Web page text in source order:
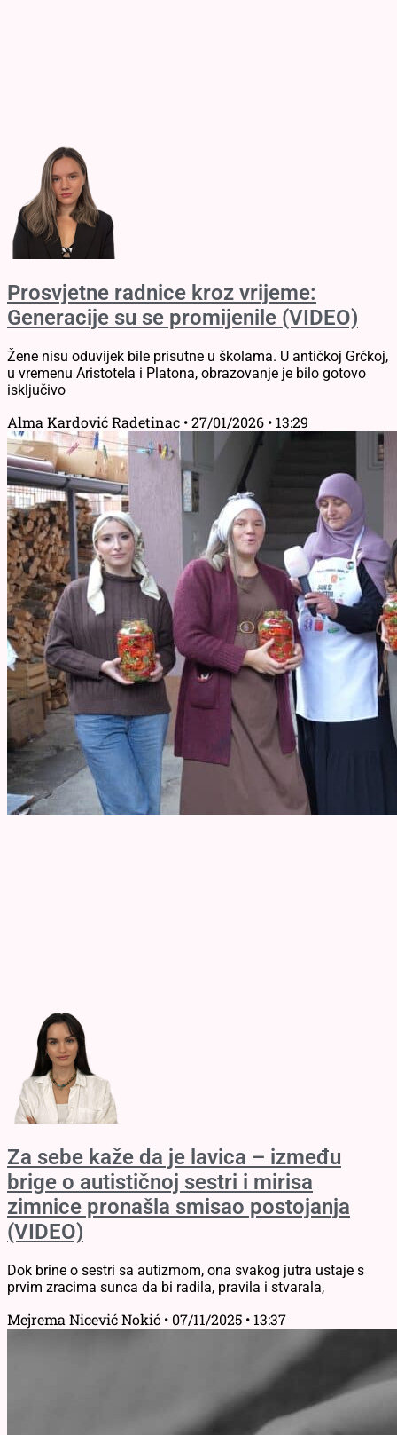
Prosvjetne radnice kroz vrijeme:
Generacije su se promijenile (VIDEO)
Žene nisu oduvijek bile prisutne u školama. U antičkoj Grčkoj,
u vremenu Aristotela i Platona, obrazovanje je bilo gotovo
isključivo
Alma Kardović Radetinac 27/01/2026 13:29
Za sebe kaže da je lavica – između
brige o autističnoj sestri i mirisa
zimnice pronašla smisao postojanja
(VIDEO)
Dok brine o sestri sa autizmom, ona svakog jutra ustaje s
prvim zracima sunca da bi radila, pravila i stvarala,
Mejrema Nicević Nokić 07/11/2025 13:37